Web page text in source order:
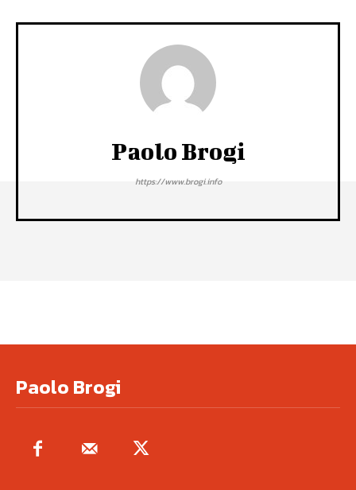
Paolo Brogi
https://www.brogi.info
Paolo Brogi